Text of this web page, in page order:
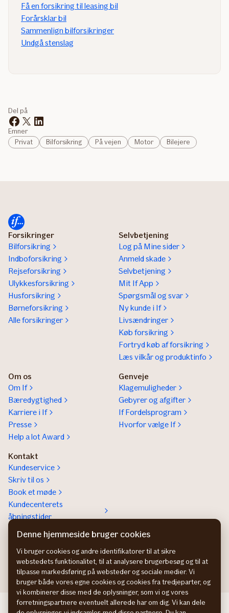
Få en forsikring til leasing bil
Forårsklar bil
Sammenlign bilforsikringer
Undgå stenslag
Del på
Emner
Privat
Bilforsikring På vejen Motor Bilejere
Forsikringer
Bilforsikring
Indboforsikring
Rejseforsikring
Ulykkesforsikring
Husforsikring
Børneforsikring
Alle forsikringer
Selvbetjening
Log på Mine sider
Anmeld skade
Selvbetjening
Mit If App
Spørgsmål og svar
Ny kunde i If
Livsændringer
Køb forsikring
Fortryd køb af forsikring
Læs vilkår og produktinfo
Om os
Om If
Bæredygtighed
Karriere i If
Presse
Help a lot Award
Genveje
Klagemuligheder
Gebyrer og afgifter
If Fordelsprogram
Hvorfor vælge If
Kontakt
Kundeservice
Skriv til os
Book et møde
Kundecenterets
åbningstider
Kontakt os om
Erhvervsforsikringer
In English
If Skadeförsäkring SE
Denne hjemmeside bruger cookies
Vi bruger cookies og andre identifikatorer til at sikre
webstedets funktionalitet, til at analysere brugerbesøg og til at
tilpasse markedsføring på websteder og sociale medier. Vi
bruger både vores egne cookies og cookies fra tredjeparter, og
vi kombinerer disse med de oplysninger, som vi og vores
forretningspartnere eventuelt allerede har om dig. Vi kan dele